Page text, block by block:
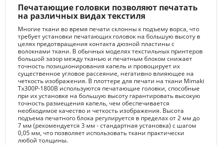
Печатающие головки позволяют печатать
на различных видах текстиля
Многие ткани во время печати склонны к подъему ворса, что
требует установки печатающих головок на большую высоту в
целях предотвращения контакта дюзной пластины с
волокнами ткани. В обычных моделях текстильных принтеров
большой зазор между тканью и печатным блоком снижает
точность позиционирования капель и провоцирует их
существенное угловое рассеяние, негативно влияющее на
четкость изображения. В плоттере для печати на ткани Mimaki
Tx300P-1800В используются печатающие головки, способные
при их установке на большую высоту гарантировать высокую
точность размещения капель, чем обеспечивается
необходимое качество и четкость изображения. Высота
подъема печатного блока регулируется в пределах от 2 мм до
7 мм (рекомендуется 3 мм - стандартная установка) с шагом
0,05 мм, что позволяет использовать ткани практически
любой толщины.